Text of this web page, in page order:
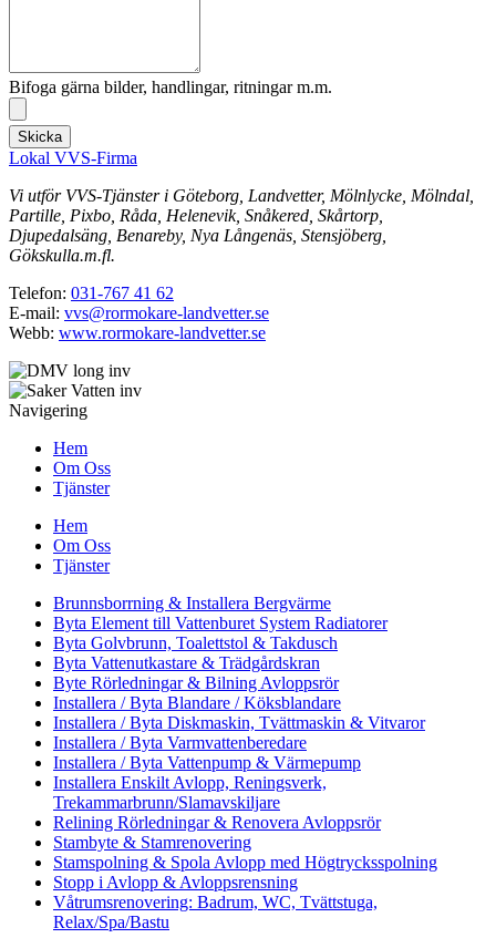
Bifoga gärna bilder, handlingar, ritningar m.m.
Skicka
Lokal VVS-Firma
Vi utför VVS-Tjänster i Göteborg, Landvetter, Mölnlycke, Mölndal,
Partille, Pixbo, Råda, Helenevik, Snåkered, Skårtorp,
Djupedalsäng, Benareby, Nya Långenäs, Stensjöberg,
Gökskulla.m.fl.
Telefon: 031-767 41 62
E-mail: vvs@rormokare-landvetter.se
Webb: www.rormokare-landvetter.se
Navigering
Hem
Om Oss
Tjänster
Hem
Om Oss
Tjänster
Brunnsborrning & Installera Bergvärme
Byta Element till Vattenburet System Radiatorer
Byta Golvbrunn, Toalettstol & Takdusch
Byta Vattenutkastare & Trädgårdskran
Byte Rörledningar & Bilning Avloppsrör
Installera / Byta Blandare / Köksblandare
Installera / Byta Diskmaskin, Tvättmaskin & Vitvaror
Installera / Byta Varmvattenberedare
Installera / Byta Vattenpump & Värmepump
Installera Enskilt Avlopp, Reningsverk,
Trekammarbrunn/Slamavskiljare
Relining Rörledningar & Renovera Avloppsrör
Stambyte & Stamrenovering
Stamspolning & Spola Avlopp med Högtrycksspolning
Stopp i Avlopp & Avloppsrensning
Våtrumsrenovering: Badrum, WC, Tvättstuga,
Relax/Spa/Bastu